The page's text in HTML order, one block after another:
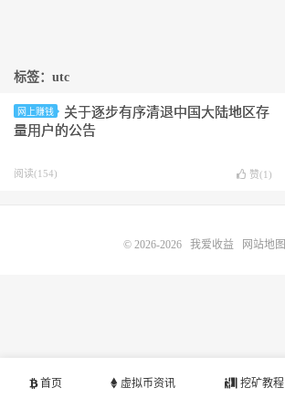
标签：utc
网上赚钱
关于逐步有序清退中国大陆地区存
量用户的公告
阅读(154) 赞(1 )
首页 虚拟币资讯 挖矿教程
© 2026-2026 我爱收益 网站地图